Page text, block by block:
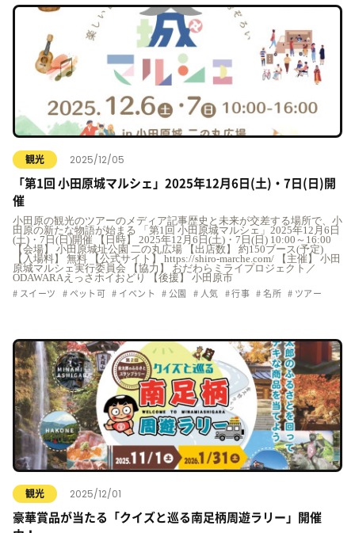
観光 2025/12/05
「第1回 小田原城マルシェ」2025年12月6日(土)・7日(日)開
催
小田原の観光のツアーのメディア記事歴史と未来が交差する場所で、小
田原の新たな物語が始まる 「第1回 小田原城マルシェ」2025年12月6日
(土)・7日(日)開催 【日時】 2025年12月6日(土)・7日(日) 10:00～16:00
【会場】 小田原城址公園 二の丸広場 【出店数】 約150ブース(予定)
【入場料】 無料 【公式サイト】 https://shiro-marche.com/ 【主催】 小田
原城マルシェ実行委員会 【協力】 おだわらミライプロジェクト／
ODAWARAえっさホイおどり 【後援】 小田原市
スイーツ ペット可 イベント 公園 人気 行事 名所 ツアー
観光 2025/12/01
豪華賞品が当たる「クイズと巡る南足柄周遊ラリー」開催